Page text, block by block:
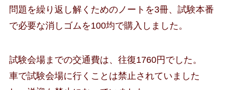
問題を繰り返し解くためのノートを3冊、試験本番
で必要な消しゴムを100均で購入しました。
試験会場までの交通費は、往復1760円でした。
車で試験会場に行くことは禁止されていました